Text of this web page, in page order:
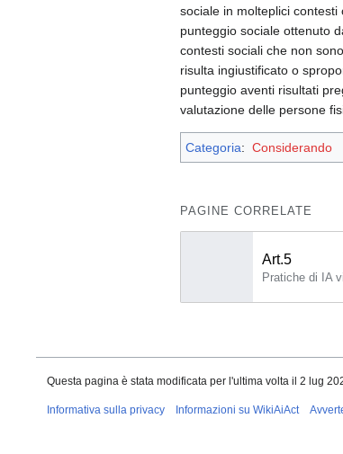
sociale in molteplici
punteggio sociale ottenuto
contesti sociali che non
risulta ingiustificato o
punteggio aventi risultati
valutazione delle persone
Categoria: Considerando
PAGINE CORRELATE
Art.5
Pratiche di IA
Questa pagina è stata modificata per l'ultima volta il 2 lug
Informativa sulla privacy Informazioni su WikiAiAct